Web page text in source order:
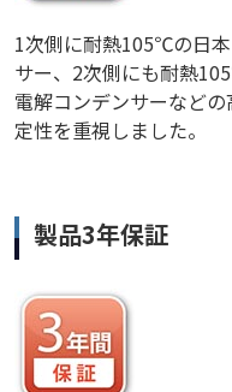
1次側に耐熱105℃の日
サー、2次側にも耐熱
電解コンデンサーなど
定性を重視しました。
製品3年保証